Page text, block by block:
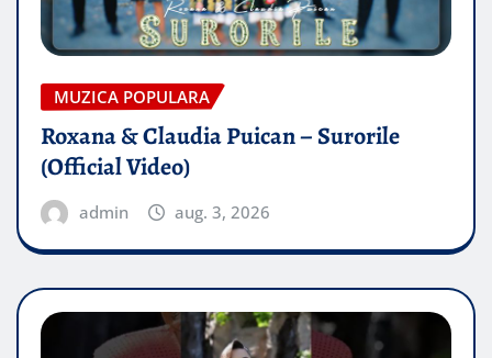
MUZICA POPULARA
Roxana & Claudia Puican – Surorile
(Official Video)
admin aug. 3, 2026